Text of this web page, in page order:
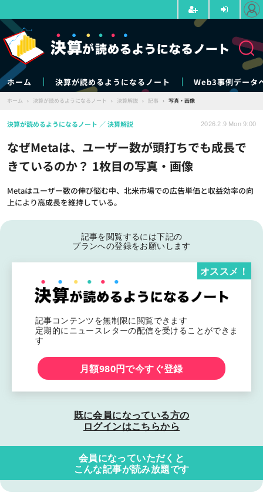
ホーム 決算が読めるようになるノート Web3事例データ
ホーム › 決算が読めるようになるノート › 決算解説 › 記事 › 写真・画像
なぜMetaは、ユーザー数が頭打ちでも成長で
きているのか？ 1枚目の写真・画像
Metaはユーザー数の伸び悩む中、北米市場での広告単価と収益効率の向
上により高成長を維持している。
決算が読めるようになるノート 決算解説 2026.2.9 Mon 9:00
記事を閲覧するには下記の
プランへの登録をお願いします
記事コンテンツを無制限に閲覧できます
定期的にニュースレターの配信を受けることができま
す
オススメ！
月額980円で今すぐ登録
既に会員になっている方の
ログインはこちらから
会員になっていただくと
こんな記事が読み放題です